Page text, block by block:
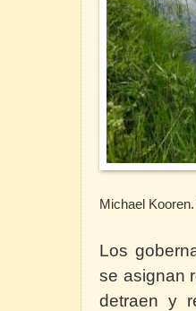
Michael
Los
se asignan
detraen y